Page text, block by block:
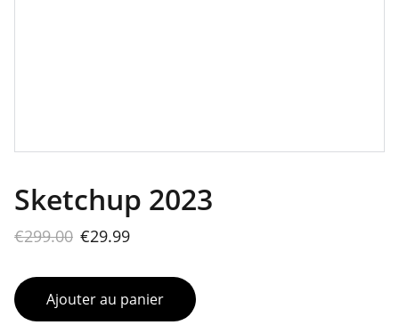
Sketchup 2023
€299.00 €29.99
Ajouter au panier